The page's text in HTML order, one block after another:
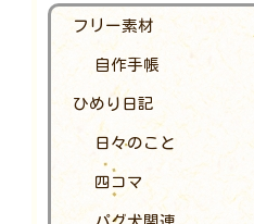
フリー素材
自作手帳
ひめり日記
日々のこと
四コマ